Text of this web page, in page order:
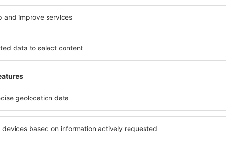
Απαράδεκτοι
Sizilien-Wien
Einzelheiten